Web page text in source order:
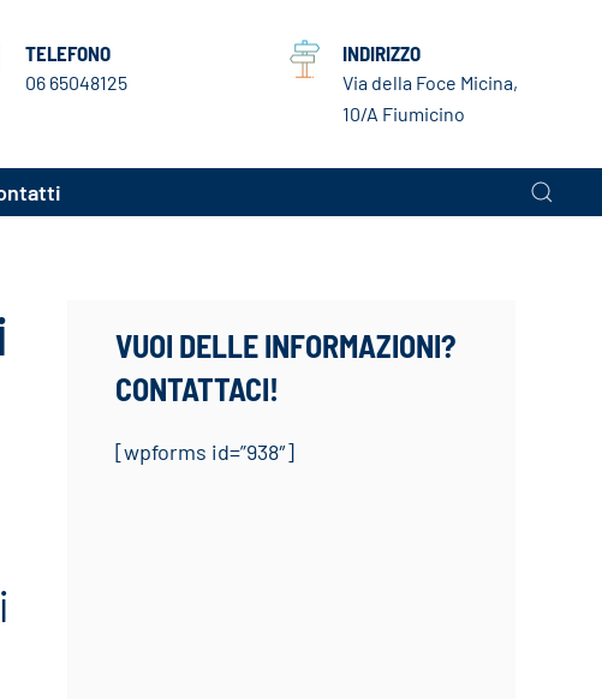
TELEFONO
06 65048125
INDIRIZZO
Via della Foce Micina,
10/A Fiumicino
VUOI DELLE INFORMAZIONI?
CONTATTACI!
[wpforms id=”938″]